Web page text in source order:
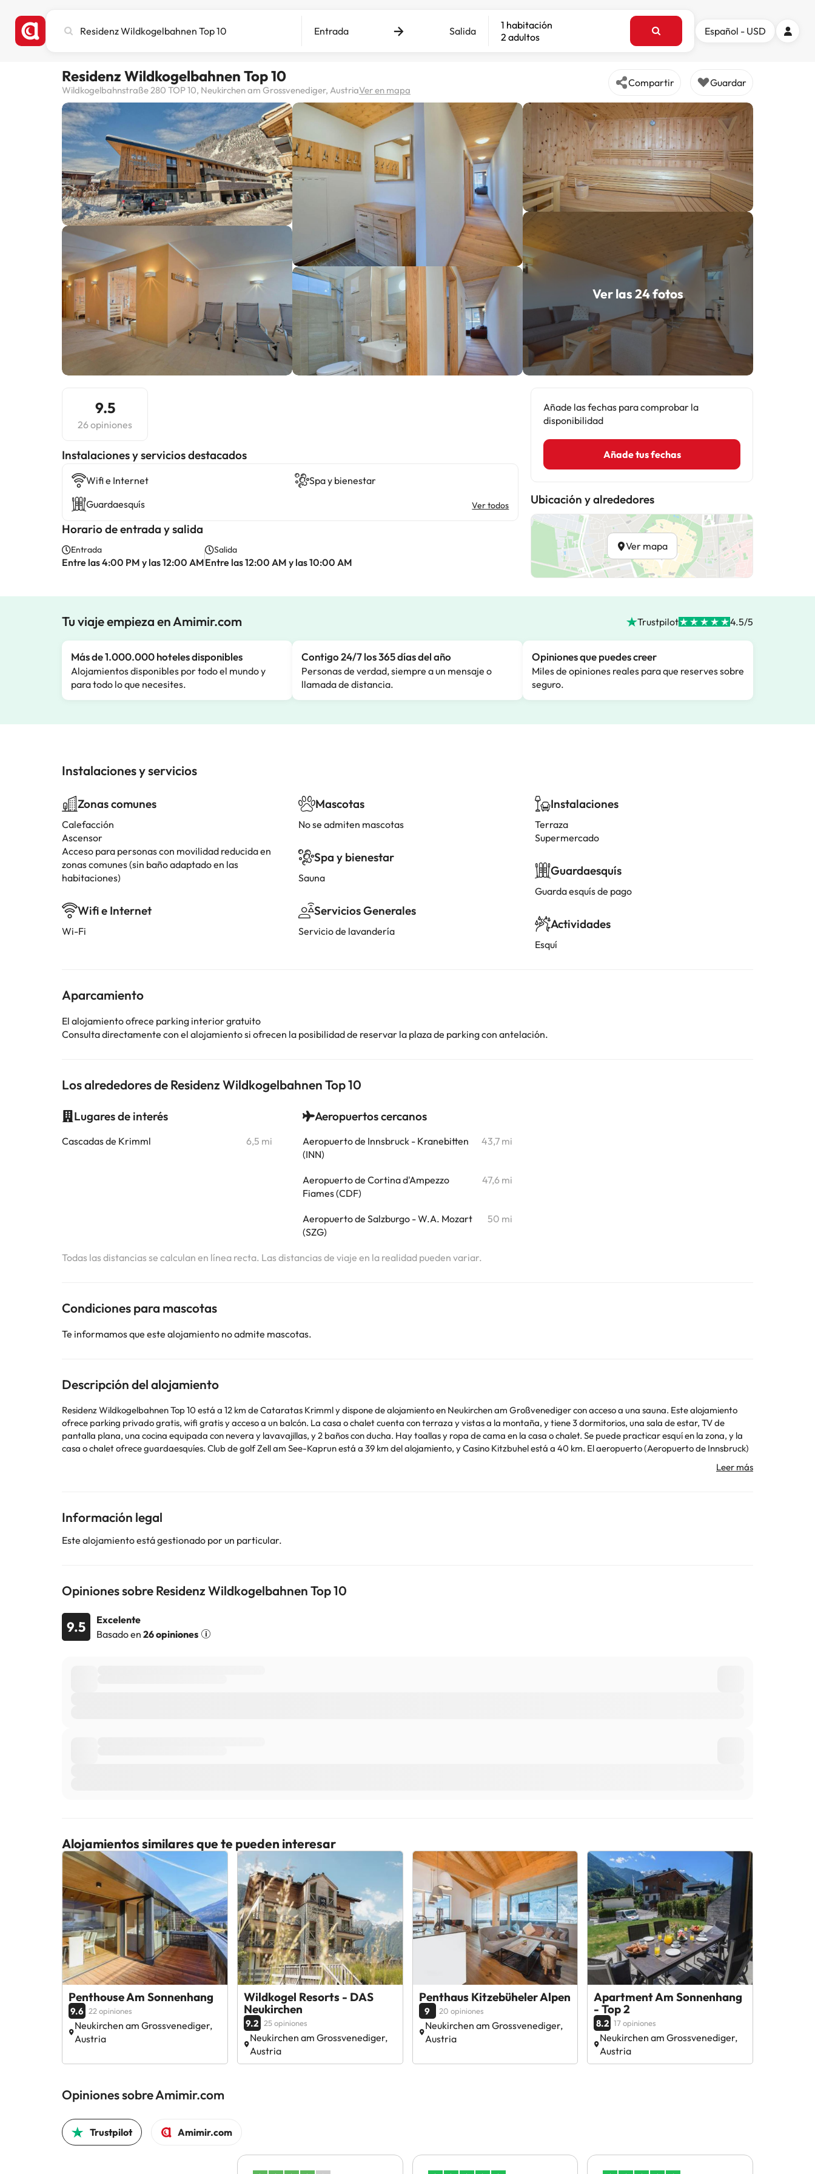
ciudad,
destino
Entrada Salida
1 habitación
2 adultos
Español - USD
Residenz Wildkogelbahnen Top 10
Wildkogelbahnstraße 280 TOP 10, Neukirchen am Grossvenediger, AustriaVer en mapa
Compartir Guardar
Ver las 24 fotos
9.5
26 opiniones
Instalaciones y servicios destacados
Wifi e Internet
Spa y bienestar
Guardaesquís
Ver todos
Horario de entrada y salida
Entrada
Entre las 4:00 PM y las 12:00 AM
Salida
Entre las 12:00 AM y las 10:00 AM
Añade las fechas para comprobar la
disponibilidad
Añade tus fechas
Ubicación y alrededores
Ver mapa
Tu viaje empieza en Amimir.com Trustpilot 4.5/5
Más de 1.000.000 hoteles disponibles
Alojamientos disponibles por todo el mundo y
para todo lo que necesites.
Contigo 24/7 los 365 días del año
Personas de verdad, siempre a un mensaje o
llamada de distancia.
Opiniones que puedes creer
Miles de opiniones reales para que reserves sobre
seguro.
Instalaciones y servicios
Zonas comunes
Calefacción
Ascensor
Acceso para personas con movilidad reducida en
zonas comunes (sin baño adaptado en las
habitaciones)
Wifi e Internet
Wi-Fi
Mascotas
No se admiten mascotas
Spa y bienestar
Sauna
Servicios Generales
Servicio de lavandería
Instalaciones
Terraza
Supermercado
Guardaesquís
Guarda esquís de pago
Actividades
Esquí
Aparcamiento
El alojamiento ofrece parking interior gratuito
Consulta directamente con el alojamiento si ofrecen la posibilidad de reservar la plaza de parking con antelación.
Los alrededores de Residenz Wildkogelbahnen Top 10
Lugares de interés
Cascadas de Krimml 6,5 mi
Aeropuertos cercanos
Aeropuerto de Innsbruck - Kranebitten
(INN)
43,7 mi
Aeropuerto de Cortina d'Ampezzo
Fiames (CDF)
47,6 mi
Aeropuerto de Salzburgo - W.A. Mozart
(SZG)
50 mi
Todas las distancias se calculan en línea recta. Las distancias de viaje en la realidad pueden variar.
Condiciones para mascotas
Te informamos que este alojamiento no admite mascotas.
Descripción del alojamiento
Residenz Wildkogelbahnen Top 10 está a 12 km de Cataratas Krimml y dispone de alojamiento en Neukirchen am Großvenediger con acceso a una sauna. Este alojamiento
ofrece parking privado gratis, wifi gratis y acceso a un balcón. La casa o chalet cuenta con terraza y vistas a la montaña, y tiene 3 dormitorios, una sala de estar, TV de
pantalla plana, una cocina equipada con nevera y lavavajillas, y 2 baños con ducha. Hay toallas y ropa de cama en la casa o chalet. Se puede practicar esquí en la zona, y la
casa o chalet ofrece guardaesquíes. Club de golf Zell am See-Kaprun está a 39 km del alojamiento, y Casino Kitzbuhel está a 40 km. El aeropuerto (Aeropuerto de Innsbruck)
Algunos de los servicios detallados pueden ser de pago. Puedes consultar sus tarifas directamente en el establecimiento. Toda la información de esta ficha está sujeta a
Información legal
Este alojamiento está gestionado por un particular.
Opiniones sobre Residenz Wildkogelbahnen Top 10
9.5
Excelente
Basado en 26 opiniones
Alojamientos similares que te pueden interesar
Penthouse Am Sonnenhang
9.6 22 opiniones
Neukirchen am Grossvenediger,
Austria
Wildkogel Resorts - DAS
Neukirchen
9.2 25 opiniones
Neukirchen am Grossvenediger,
Austria
Penthaus Kitzebüheler Alpen
9 20 opiniones
Neukirchen am Grossvenediger,
Austria
Apartment Am Sonnenhang
- Top 2
8.2 17 opiniones
Neukirchen am Grossvenediger,
Austria
Opiniones sobre Amimir.com
Trustpilot Amimir.com